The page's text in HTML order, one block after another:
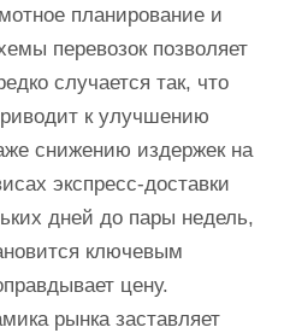
планирование и
перевозок позволяет
случается так, что
к улучшению
снижению издержек на
экспресс-доставки
дней до пары недель,
ключевым
цену.
рынка заставляет